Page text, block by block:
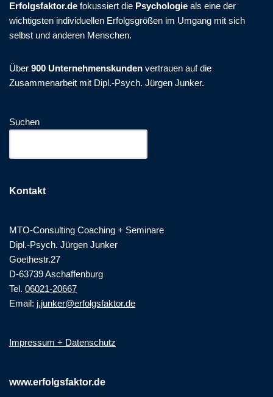
Erfolgsfaktor.de fokussiert die Psychologie als eine der
wichtigsten individuellen Erfolgsgrößen im Umgang mit sich
selbst und anderen Menschen.
Über 900 Unternehmenskunden vertrauen auf die
Zusammenarbeit mit Dipl.-Psych. Jürgen Junker.
Suchen
Kontakt
MTO-Consulting Coaching + Seminare
Dipl.-Psych. Jürgen Junker
Goethestr.27
D-63739 Aschaffenburg
Tel. 06021-20667
Email: j.junker@erfolgsfaktor.de
Impressum + Datenschutz
www.erfolgsfaktor.de